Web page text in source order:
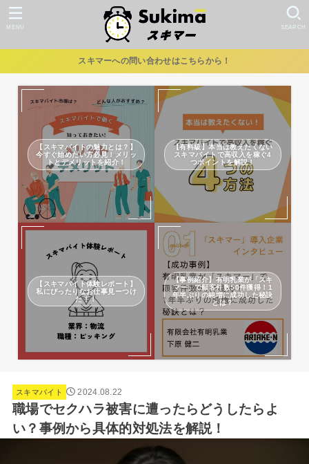
SEARCH
MENU
スキマーへの問い合わせはこちらから！
【スキマバイトの魅力とは？】
今すぐ始めたい方必見！メリッ
トとデメリットを紹介！
【有料級】本当は教えたくない
スキマバイトで高収入を稼ぐ4
つポイントを解説！
【スキマバイト体験レポート】
私にぴったりなお仕事見ーつけ
た！！
【事例紹介】有明乳業が「スキ
マー」で顧客件数50件獲得！1
年半ぶりの純増に成功した秘訣
とは？
スキマバイト 2024.08.22
職場でセクハラ被害に遭ったらどうしたらよ
い？事例から具体的対処法を解説！